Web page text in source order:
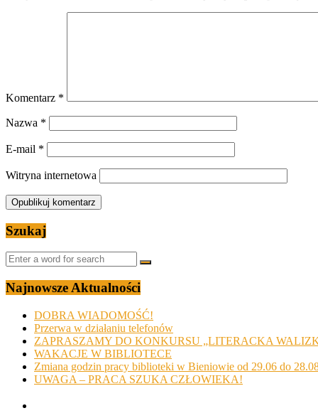
Komentarz *
Nazwa *
E-mail *
Witryna internetowa
Szukaj
Najnowsze Aktualności
DOBRA WIADOMOŚĆ!
Przerwa w działaniu telefonów
ZAPRASZAMY DO KONKURSU „LITERACKA
WAKACJE W BIBLIOTECE
Zmiana godzin pracy biblioteki w Bieniowie od 29.06 do
UWAGA – PRACA SZUKA CZŁOWIEKA!